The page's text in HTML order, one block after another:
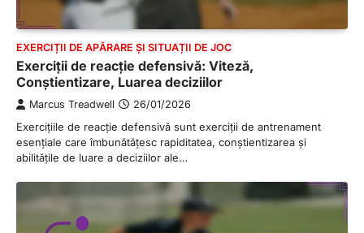
EXERCIȚII DE APĂRARE ȘI SITUAȚII DE JOC
Exerciții de reacție defensivă: Viteză,
Conștientizare, Luarea deciziilor
Marcus Treadwell 26/01/2026
Exercițiile de reacție defensivă sunt exerciții de antrenament
esențiale care îmbunătățesc rapiditatea, conștientizarea și
abilitățile de luare a deciziilor ale…